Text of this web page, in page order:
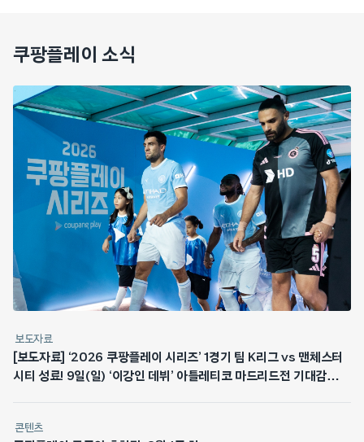
쿠팡플레이 소식
보도자료
[보도자료] ‘2026 쿠팡플레이 시리즈’ 1경기 팀 K리그 vs 맨체스터
시티 성료! 9일(일) ‘이강인 데뷔’ 아틀레티코 마드리드전 기대감
콘텐츠